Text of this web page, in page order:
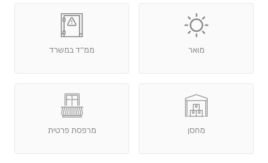
מואר ממ׳׳ד במשרד
מחסן מרפסת פרטית